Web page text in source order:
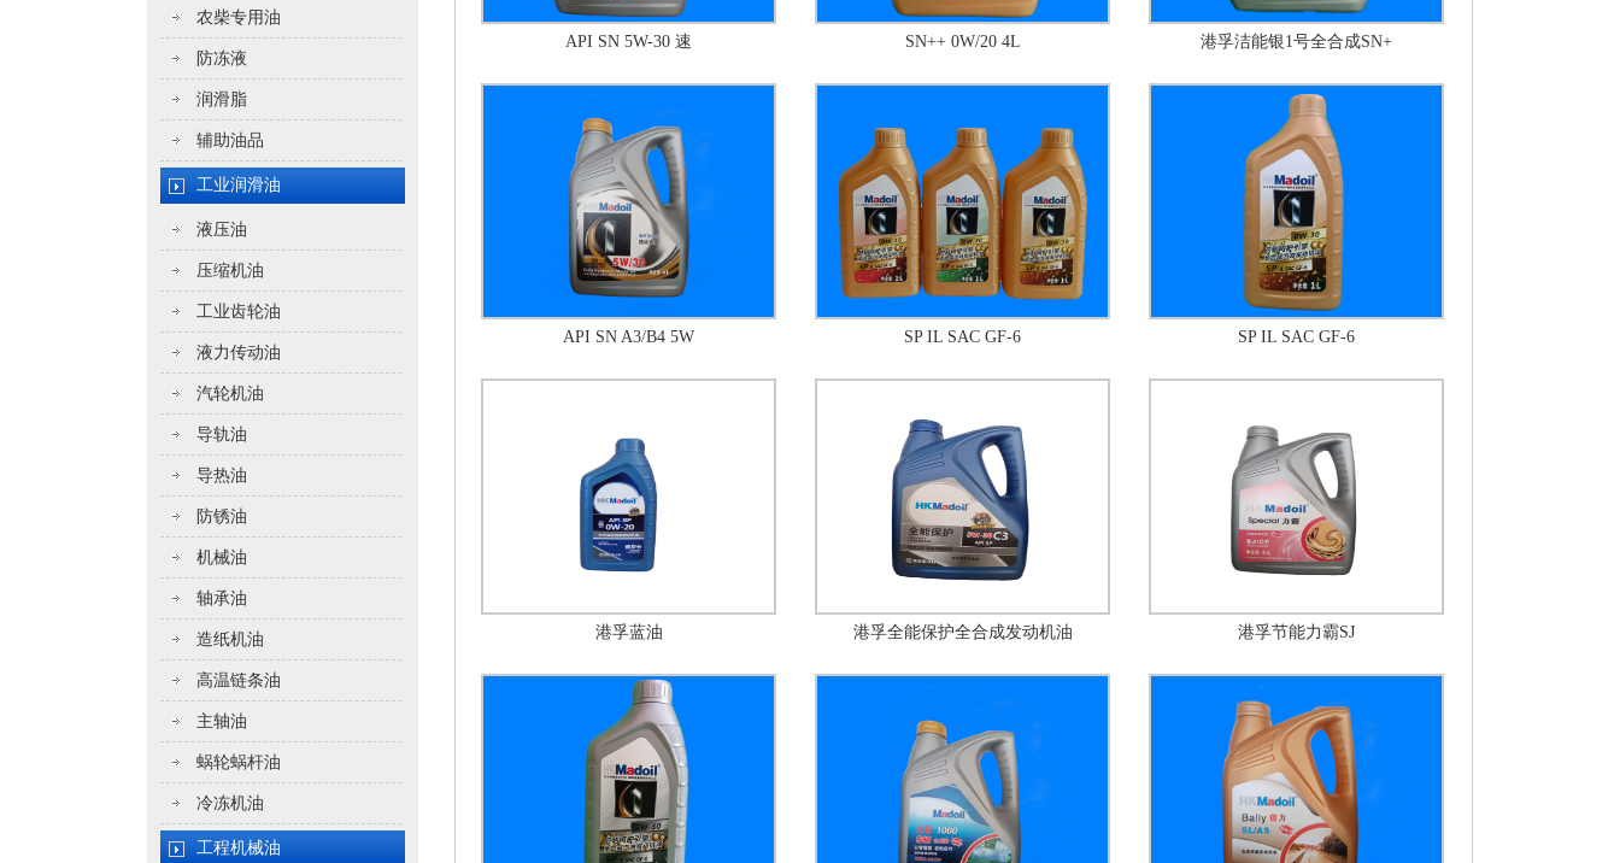
农柴专用油
防冻液
润滑脂
辅助油品
工业润滑油
液压油
压缩机油
工业齿轮油
液力传动油
汽轮机油
导轨油
导热油
防锈油
机械油
轴承油
造纸机油
高温链条油
主轴油
蜗轮蜗杆油
冷冻机油
工程机械油
API SN 5W-30 速 SN++ 0W/20 4L 港孚洁能银1号全合成SN+
API SN A3/B4 5W SP IL SAC GF-6 SP IL SAC GF-6
港孚蓝油 港孚全能保护全合成发动机油 港孚节能力霸SJ